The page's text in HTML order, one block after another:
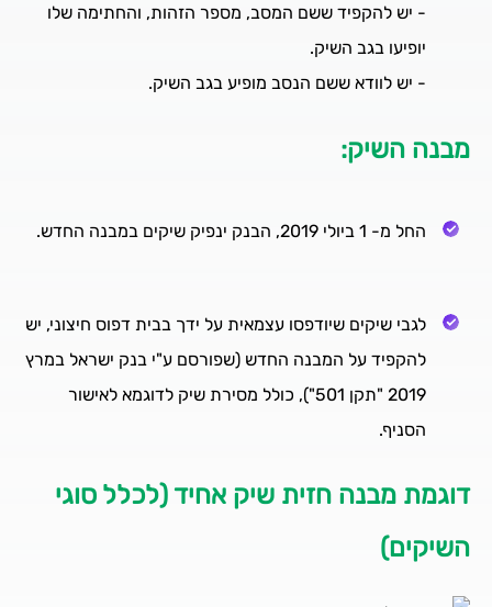
- יש להקפיד ששם המסב, מספר הזהות, והחתימה שלו
יופיעו בגב השיק.
- יש לוודא ששם הנסב מופיע בגב השיק.
מבנה השיק:
החל מ- 1 ביולי 2019, הבנק ינפיק שיקים במבנה החדש.
לגבי שיקים שיודפסו עצמאית על ידך בבית דפוס חיצוני, יש
להקפיד על המבנה החדש (שפורסם ע"י בנק ישראל במרץ
2019 "תקן 501"), כולל מסירת שיק לדוגמא לאישור
הסניף.
דוגמת מבנה חזית שיק אחיד (לכלל סוגי
השיקים)